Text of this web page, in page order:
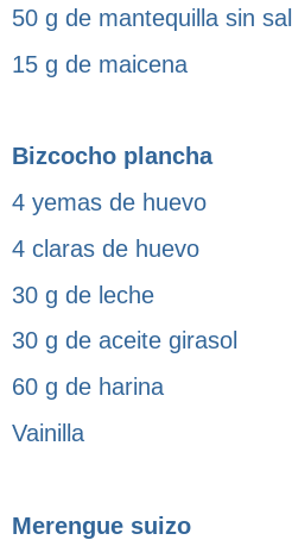
50 g de mantequilla sin sal
15 g de maicena
Bizcocho plancha
4 yemas de huevo
4 claras de huevo
30 g de leche
30 g de aceite girasol
60 g de harina
Vainilla
Merengue suizo